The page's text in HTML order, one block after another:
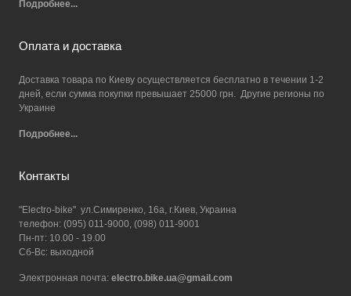
Подробнее...
Оплата и доставка
Доставка товара по Киеву осуществляется бесплатно в течении 1-2
дней, если сумма покупки превышает 25000 грн. Другие регионы по
Украине
Подробнее...
Контакты
"Electro-bike" ул.Симиренко, 16а, г.Киев, Украина
телефон: (095) 011-9000, (098) 011-9001
Пн-пт: 10.00 - 19.00
Сб-Вс: выходной
Электронная почта: electro.bike.ua@gmail.com